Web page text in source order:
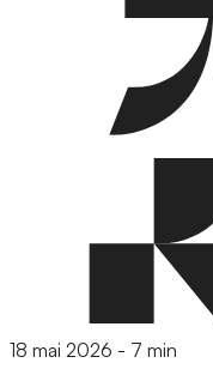
18 mai 2026 - 7 min